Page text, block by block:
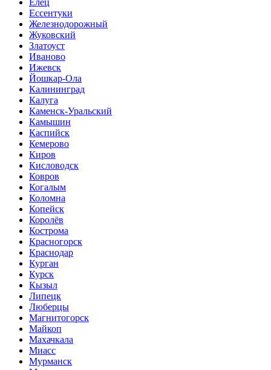
Ессентуки
Железнодорожный
Жуковский
Златоуст
Иваново
Ижевск
Йошкар-Ола
Калининград
Калуга
Каменск-Уральский
Камышин
Каспийск
Кемерово
Киров
Кисловодск
Ковров
Когалым
Коломна
Копейск
Королёв
Кострома
Красногорск
Краснодар
Курган
Курск
Кызыл
Липецк
Люберцы
Магнитогорск
Майкоп
Махачкала
Миасс
Мурманск